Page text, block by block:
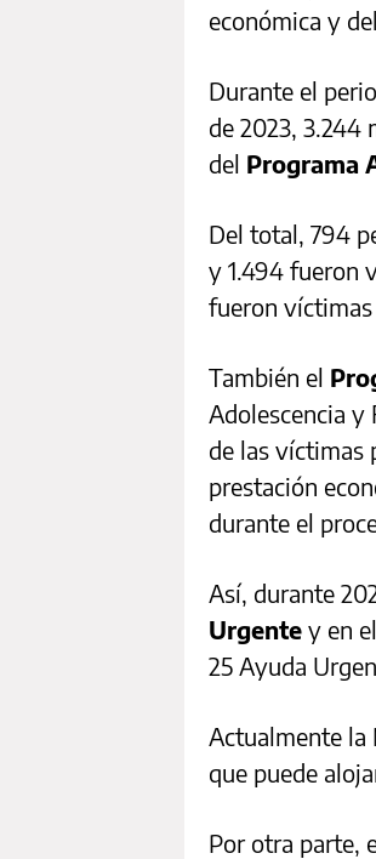
económica y
Durante el
de 2023, 3.244
del Programa
Del total, 794
y 1.494 fueron
fueron
También el
Adolescencia y
de las víctimas
prestación
durante el
Así, durante
Urgente y en
25 Ayuda
Actualmente la
que puede
Por otra parte,